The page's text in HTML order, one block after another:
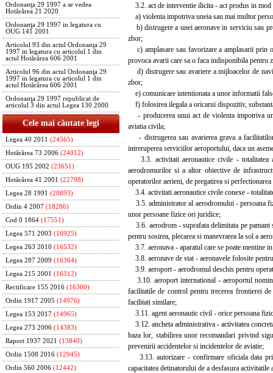
Ordonanţa 29 1997 a se vedea
Hotărârea 21 2020
Ordonanţa 29 1997 in legatura cu
OUG 141 2001
Articolul 93 din actul Ordonanţa 29
1997 in legatura cu articolul 1 din
actul Hotărârea 606 2001
Articolul 96 din actul Ordonanţa 29
1997 in legatura cu articolul 1 din
actul Hotărârea 606 2001
Ordonanţa 29 1997 republicat de
articolul 3 din actul Legea 130 2000
Cele mai căutate legi
Legea 40 2011 (24565)
Hotărârea 73 2006 (24012)
OUG 195 2002 (23651)
Hotărârea 41 2001 (22798)
Legea 28 1991 (20893)
Ordin 4 2007 (18286)
Cod 0 1864 (17551)
Legea 571 2003 (16925)
Legea 263 2010 (16532)
Legea 287 2009 (16364)
Legea 215 2001 (16312)
Rectificare 155 2016 (16300)
Ordin 1917 2005 (14976)
Legea 153 2017 (14965)
Legea 273 2006 (14383)
Raport 1937 2021 (13840)
Ordin 1508 2016 (12945)
Ordin 560 2006 (12442)
3.2. act de interventie ilicita - act produs in
a) violenta impotriva uneia sau mai multor
b) distrugere a unei aeronave in serviciu sau
zbor;
c) amplasare sau favorizare a amplasarii prin
provoca avarii care sa o faca indisponibila pentru
d) distrugere sau avariere a mijloacelor de
zbor;
e) comunicare intentionata a unor informatii
f) folosirea ilegala a oricarui dispozitiv,
- producerea unui act de violenta impotriva
aviatia civila;
- distrugerea sau avarierea grava a
intreruperea serviciilor aeroportului, daca un
3.3. activitati aeronautice civile - totalitatea
aerodromurilor si a altor obiective de
operatorilor aerieni, de pregatirea si
3.4. activitati aeronautice civile conexe -
3.5. administrator al aerodromului - persoana
unor persoane fizice ori juridice;
3.6. aerodrom - suprafata delimitata pe pamant
pentru sosirea, plecarea si manevrarea la sol a
3.7. aeronava - aparatul care se poate mentine
3.8. aeronave de stat - aeronavele folosite
3.9. aeroport - aerodromul deschis pentru
3.10. aeroport international - aeroportul
facilitatile de control pentru trecerea frontierei
facilitati similare;
3.11. agent aeronautic civil - orice persoana
3.12. ancheta administrativa - activitatea
baza lor, stabilirea unor recomandari privind
prevenirii accidentelor si incidentelor de aviatie;
3.13. autorizare - confirmare oficiala data
capacitatea detinatorului de a desfasura